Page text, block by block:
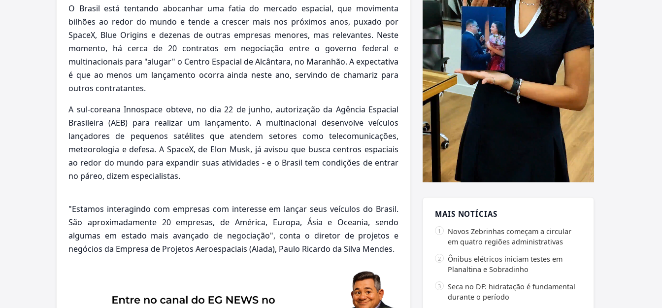
O Brasil está tentando abocanhar uma fatia do mercado espacial, que movimenta
bilhões ao redor do mundo e tende a crescer mais nos próximos anos, puxado por
SpaceX, Blue Origins e dezenas de outras empresas menores, mas relevantes. Neste
momento, há cerca de 20 contratos em negociação entre o governo federal e
multinacionais para "alugar" o Centro Espacial de Alcântara, no Maranhão. A expectativa
é que ao menos um lançamento ocorra ainda neste ano, servindo de chamariz para
outros contratantes.
A sul-coreana Innospace obteve, no dia 22 de junho, autorização da Agência Espacial
Brasileira (AEB) para realizar um lançamento. A multinacional desenvolve veículos
lançadores de pequenos satélites que atendem setores como telecomunicações,
meteorologia e defesa. A SpaceX, de Elon Musk, já avisou que busca centros espaciais
ao redor do mundo para expandir suas atividades - e o Brasil tem condições de entrar
no páreo, dizem especialistas.
"Estamos interagindo com empresas com interesse em lançar seus veículos do Brasil.
São aproximadamente 20 empresas, de América, Europa, Ásia e Oceania, sendo
algumas em estado mais avançado de negociação", conta o diretor de projetos e
negócios da Empresa de Projetos Aeroespaciais (Alada), Paulo Ricardo da Silva Mendes.
MAIS NOTÍCIAS
Novos Zebrinhas começam a circular
em quatro regiões administrativas
Ônibus elétricos iniciam testes em
Planaltina e Sobradinho
Seca no DF: hidratação é fundamental
durante o período